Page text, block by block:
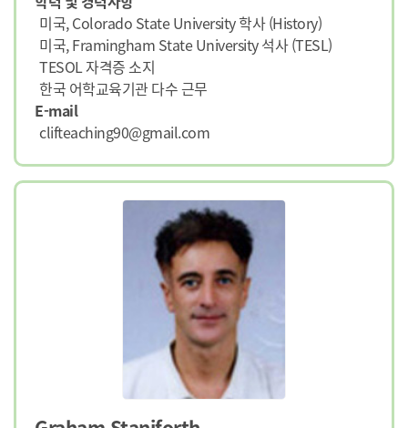
미국, Colorado State University 학사 (History)
미국, Framingham State University 석사 (TESL)
TESOL 자격증 소지
한국 어학교육기관 다수 근무
E-mail
clifteaching90@gmail.com